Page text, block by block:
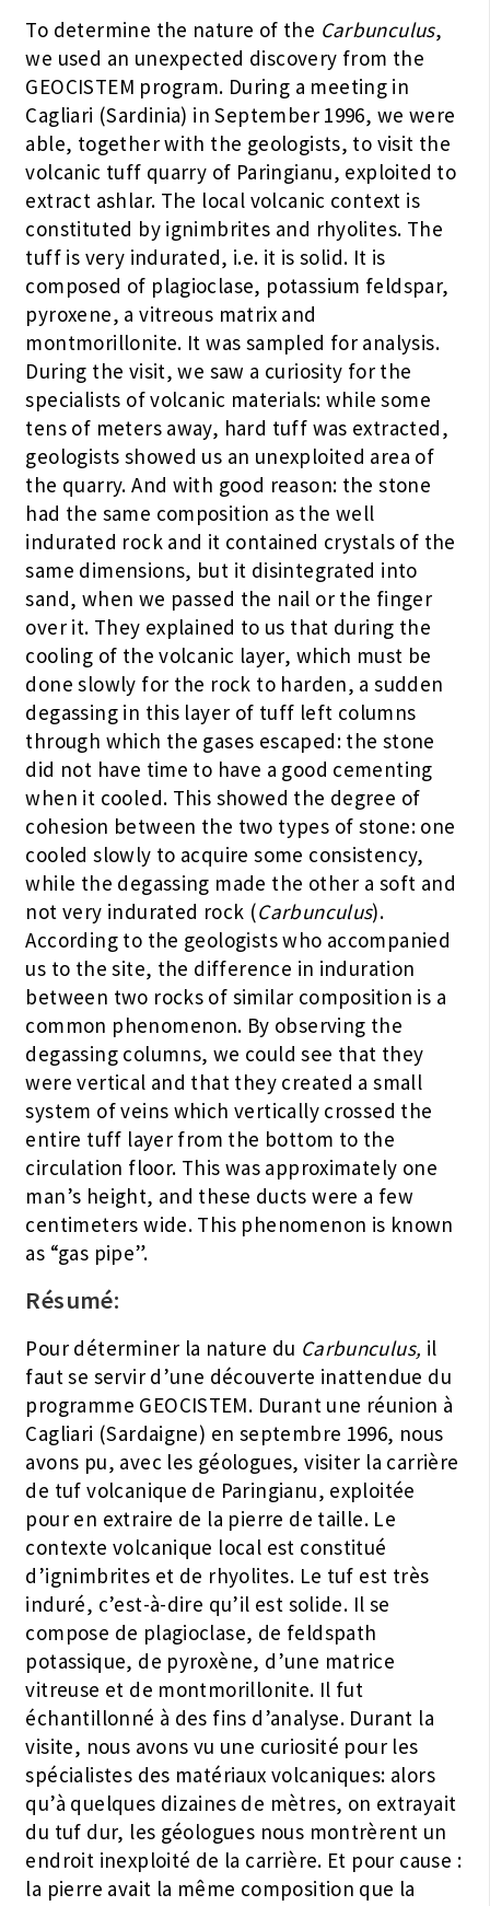
To determine the nature of the Carbunculus,
we used an unexpected discovery from the
GEOCISTEM program. During a meeting in
Cagliari (Sardinia) in September 1996, we were
able, together with the geologists, to visit the
volcanic tuff quarry of Paringianu, exploited to
extract ashlar. The local volcanic context is
constituted by ignimbrites and rhyolites. The
tuff is very indurated, i.e. it is solid. It is
composed of plagioclase, potassium feldspar,
pyroxene, a vitreous matrix and
montmorillonite. It was sampled for analysis.
During the visit, we saw a curiosity for the
specialists of volcanic materials: while some
tens of meters away, hard tuff was extracted,
geologists showed us an unexploited area of
the quarry. And with good reason: the stone
had the same composition as the well
indurated rock and it contained crystals of the
same dimensions, but it disintegrated into
sand, when we passed the nail or the finger
over it. They explained to us that during the
cooling of the volcanic layer, which must be
done slowly for the rock to harden, a sudden
degassing in this layer of tuff left columns
through which the gases escaped: the stone
did not have time to have a good cementing
when it cooled. This showed the degree of
cohesion between the two types of stone: one
cooled slowly to acquire some consistency,
while the degassing made the other a soft and
not very indurated rock (Carbunculus).
According to the geologists who accompanied
us to the site, the difference in induration
between two rocks of similar composition is a
common phenomenon. By observing the
degassing columns, we could see that they
were vertical and that they created a small
system of veins which vertically crossed the
entire tuff layer from the bottom to the
circulation floor. This was approximately one
man’s height, and these ducts were a few
centimeters wide. This phenomenon is known
as “gas pipe”.
Résumé:
Pour déterminer la nature du Carbunculus, il
faut se servir d’une découverte inattendue du
programme GEOCISTEM. Durant une réunion à
Cagliari (Sardaigne) en septembre 1996, nous
avons pu, avec les géologues, visiter la carrière
de tuf volcanique de Paringianu, exploitée
pour en extraire de la pierre de taille. Le
contexte volcanique local est constitué
d’ignimbrites et de rhyolites. Le tuf est très
induré, c’est-à-dire qu’il est solide. Il se
compose de plagioclase, de feldspath
potassique, de pyroxène, d’une matrice
vitreuse et de montmorillonite. Il fut
échantillonné à des fins d’analyse. Durant la
visite, nous avons vu une curiosité pour les
spécialistes des matériaux volcaniques: alors
qu’à quelques dizaines de mètres, on extrayait
du tuf dur, les géologues nous montrèrent un
endroit inexploité de la carrière. Et pour cause :
la pierre avait la même composition que la